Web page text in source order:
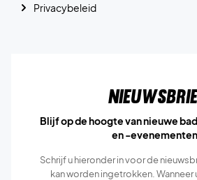
Privacybeleid
Blijf op de hoogte van nieuwe
en -
Schrijf u hieronder in voor de
kan worden ingetrokken. Wanneer